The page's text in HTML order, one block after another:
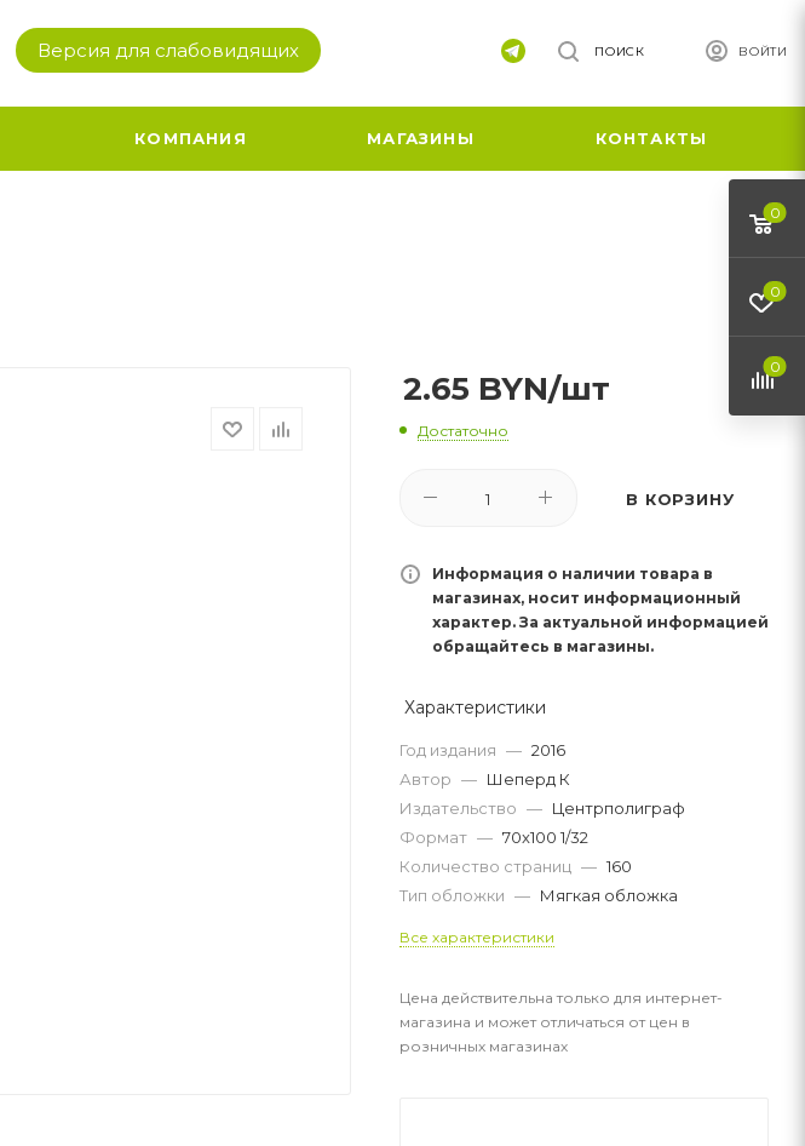
Версия для слабовидящих ВОЙТИ
ПОИСК
КОМПАНИЯ МАГАЗИНЫ КОНТАКТЫ
2.65 BYN/шт
Достаточно
В КОРЗИНУ
Информация о наличии товара в
магазинах, носит информационный
характер. За актуальной информацией
обращайтесь в магазины.
Характеристики
Год издания — 2016
Автор — Шеперд К
Издательство — Центрполиграф
Формат — 70x100 1/32
Количество страниц — 160
Тип обложки — Мягкая обложка
Все характеристики
Цена действительна только для интернет-
магазина и может отличаться от цен в
розничных магазинах
0
0
0